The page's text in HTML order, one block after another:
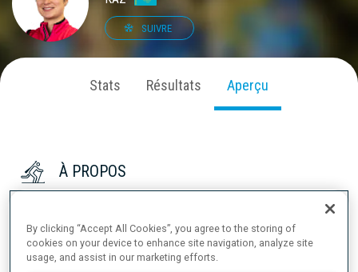
SUIVRE
Stats Résultats Aperçu
À PROPOS
DATE DE NAISSANCE
By clicking “Accept All Cookies”, you agree to the storing of
cookies on your device to enhance site navigation, analyze site
usage, and assist in our marketing efforts.